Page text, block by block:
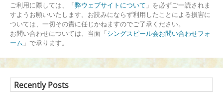
ご利用に際しては、「弊ウェブサイトについて 」を必ずご一読されま
すようお願いいたします。お読みにならず利用したことによる損害に
ついては、一切その責に任じかねますのでご了承ください。
お問い合わせについては、当面「シングスピール会お問い合わせフォ
ーム 」で承ります。
Recently Posts